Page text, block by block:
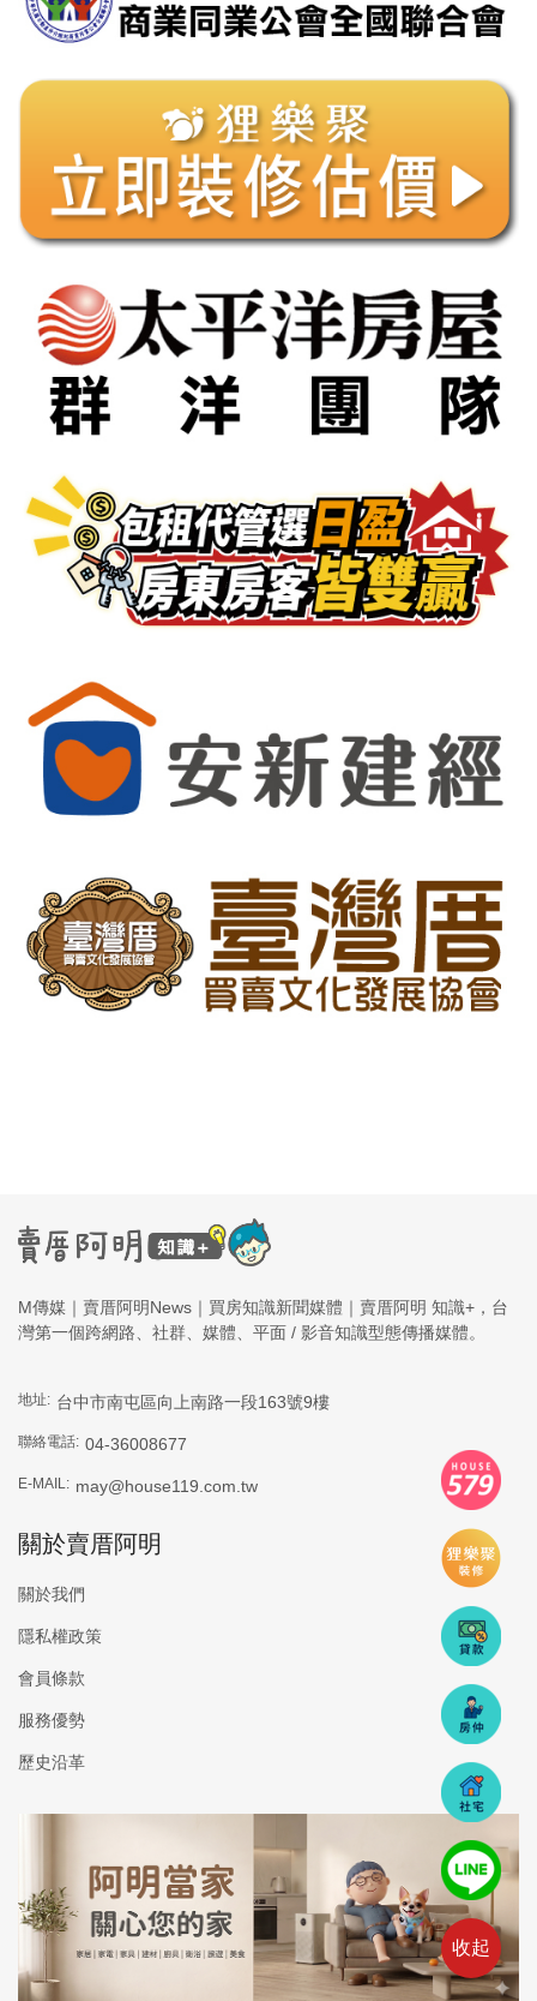
收起
M傳媒｜賣厝阿明News｜買房知識新聞媒體｜賣厝阿明 知識+，台
灣第一個跨網路、社群、媒體、平面 / 影音知識型態傳播媒體。
地址: 台中市南屯區向上南路一段163號9樓
聯絡電話: 04-36008677
E-MAIL: may@house119.com.tw
關於賣厝阿明
關於我們
隱私權政策
會員條款
服務優勢
歷史沿革